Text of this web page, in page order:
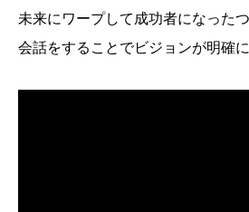
未来にワープして成功者になった
会話をすることでビジョンが明確に